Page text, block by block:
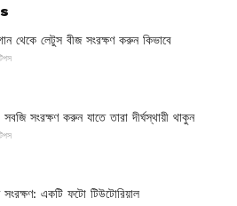
থেকে লেটুস বীজ সংরক্ষণ করুন কিভাবে
সংরক্ষণ করুন যাতে তারা দীর্ঘস্থায়ী থাকুন
সংরক্ষণ: একটি ফটো টিউটোরিয়াল